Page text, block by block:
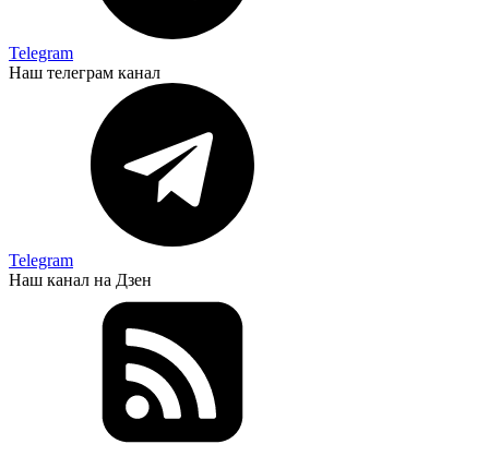
Telegram
Наш телеграм канал
Telegram
Наш канал на Дзен